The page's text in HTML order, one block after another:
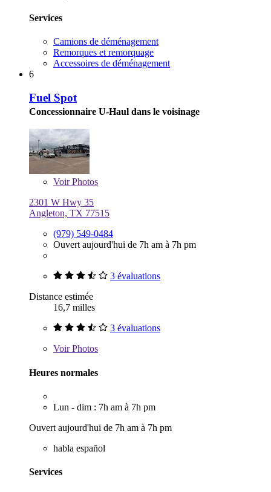
Services
Camions de déménagement
Remorques et remorquage
Accessoires de déménagement
6
Fuel Spot
Concessionnaire U-Haul dans le voisinage
VoirPhotos
2301 W Hwy 35
Angleton, TX 77515
(979) 549-0484
Ouvert aujourd'hui de 7h am à 7h pm
3 évaluations
Distance estimée
16,7 milles
3 évaluations
VoirPhotos
Heures normales
Lun - dim : 7h am à 7h pm
Ouvert aujourd'hui de 7h am à 7h pm
habla español
Services